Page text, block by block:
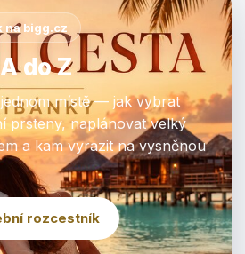
na bigg.cz
do Z
místě — jak vybrat
prsteny, naplánovat velký
a kam vyrazit na vysněnou
rozcestník